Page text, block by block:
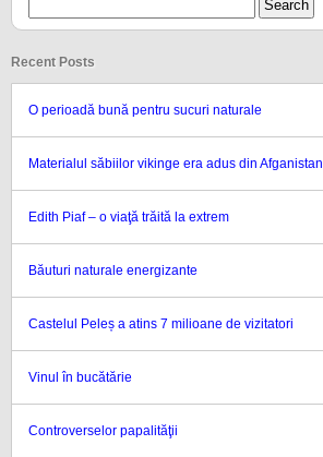
Recent Posts
O perioadă bună pentru sucuri naturale
Materialul săbiilor vikinge era adus din Afganistan
Edith Piaf – o viaţă trăită la extrem
Băuturi naturale energizante
Castelul Peleș a atins 7 milioane de vizitatori
Vinul în bucătărie
Controverselor papalităţii